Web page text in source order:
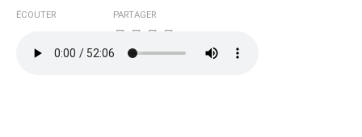
ÉCOUTER PARTAGER